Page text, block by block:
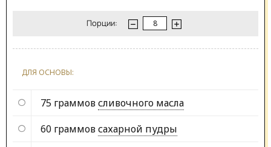
Порции:
ДЛЯ ОСНОВЫ:
75 граммовсливочного масла
60 граммовсахарной пудры